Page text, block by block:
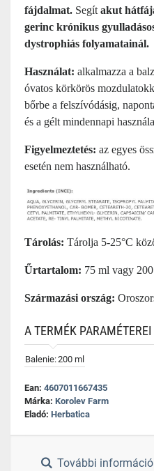
fájdalmat. Segít akut
gerinc krónikus
dystrophiás folyamatainál.
Használat: alkalmazza a
óvatos körkörös
bőrbe a felszívódásig,
és a gélt mindennapi
Figyelmeztetés: az egyes
esetén nem használható.
Tárolás: Tárolja 5-25°C
Űrtartalom: 75 ml vagy
Származási ország:
A TERMÉK PARAMÉTEREI
Balenie:200 ml
Ean: 4607011667435
Márka: Korolev Farm
Eladó: Herbatica
További